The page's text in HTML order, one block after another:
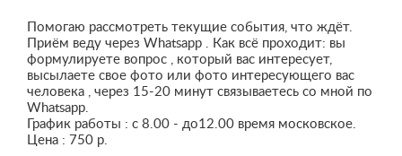
Помогаю рассмотреть текущие события, что ждёт.
Приём веду через Whatsapp . Как всё проходит: вы
формулируете вопрос , который вас интересует,
высылаете свое фото или фото интересующего вас
человека , через 15-20 минут связываетесь со мной по
Whatsapp.
График работы : с 8.00 - до12.00 время московское.
Цена : 750 р.